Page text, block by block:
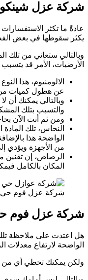
شركة عزل
عادةً ما تكثر
يكثر سقوطها في بعض
وبالتالي ستعاني من تلك
الأرضيات، الأمر قد
الالومنيوم، هذا
عن هطول كميات
وبالتالي يمكنك أن
والتسبب بتلك
ومن ثم أنت الآن
النحاس، تلك
الواضحة هذا
من الأجهزة ويؤدي
الرصاص، إن تقنين
المكان بالكامل
شركة عزل فوم حي
شركة عزل فوم
هل اعتدت على ملاحظة
الواضحة لارتفاع معدلات
ولكن يمكنك تخطي أي من